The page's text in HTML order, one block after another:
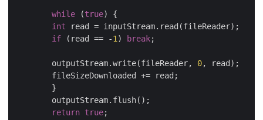
while (true) {
int read = inputStream.read(fileReader);
if (read == -1 ) break;
	outputStream.write(fileReader,
0, read);
return true;